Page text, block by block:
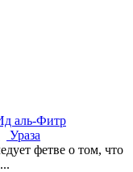
аль-Фитр
Ураза
фетве о том, что